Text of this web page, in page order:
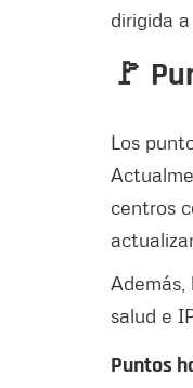
dirigida
🚩
Los
centros
Además,
salud e
Puntos